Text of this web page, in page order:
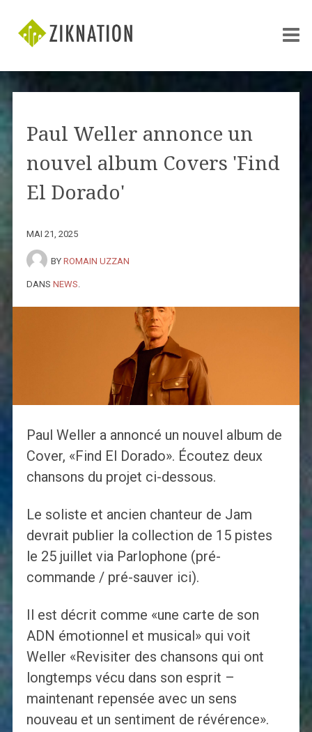
Paul Weller annonce un
nouvel album Covers 'Find
El Dorado'
MAI 21, 2025
BY ROMAIN UZZAN
DANS NEWS
Paul Weller a annoncé un nouvel album de
Cover, «Find El Dorado». Écoutez deux
chansons du projet ci-dessous.
Le soliste et ancien chanteur de Jam
devrait publier la collection de 15 pistes
le 25 juillet via Parlophone (pré-
commande / pré-sauver ici).
Il est décrit comme «une carte de son
ADN émotionnel et musical» qui voit
Weller «Revisiter des chansons qui ont
longtemps vécu dans son esprit –
maintenant repensée avec un sens
nouveau et un sentiment de révérence».